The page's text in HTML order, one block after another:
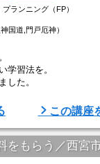
ランニング（FP）
国道,門戸厄神）
学習法を。
した。
が忙しい人も
」で、頭に定着しやす
この講座
をもらう／西宮